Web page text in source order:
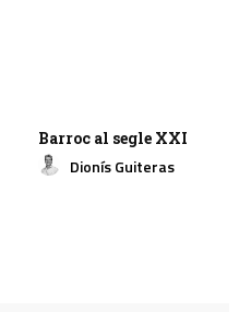
Barroc al segle XXI
Dionís Guiteras